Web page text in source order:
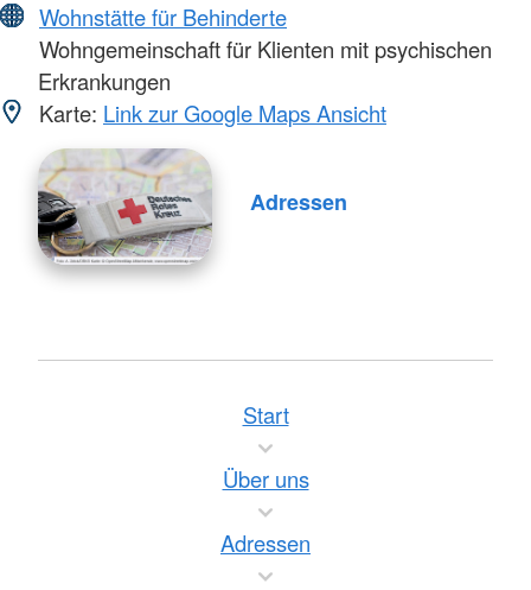
Wohnstätte für Behinderte
Wohngemeinschaft für Klienten mit psychischen
Erkrankungen
Karte: Link zur Google Maps Ansicht
Adressen
Start
Über uns
Adressen